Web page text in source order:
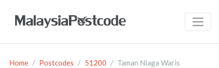
Home Postcodes 51200 Taman Niaga Waris